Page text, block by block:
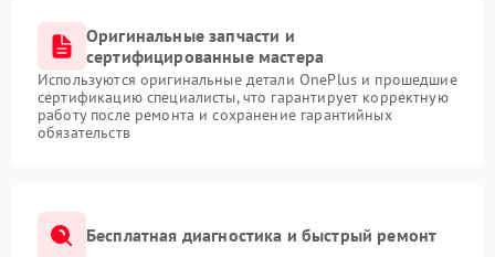
Оригинальные запчасти и
сертифицированные мастера
Используются оригинальные детали OnePlus и прошедшие
сертификацию специалисты, что гарантирует корректную
работу после ремонта и сохранение гарантийных
обязательств
Бесплатная диагностика и быстрый ремонт